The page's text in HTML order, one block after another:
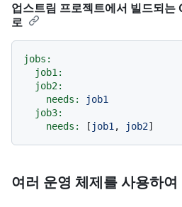
업스트림 프로젝트에서 빌드되
로
jobs:
job1:
job2:
needs:
job1
job3:
needs:
[ job1 , job2
여러 운영 체제를 사용하여